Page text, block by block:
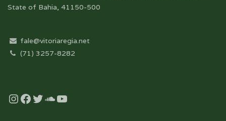
State of Bahia, 41150-500
fale@vitoriaregia.net
(71) 3257-8282
Instagram
Facebook
Twitter
Soundcloud
YouTube